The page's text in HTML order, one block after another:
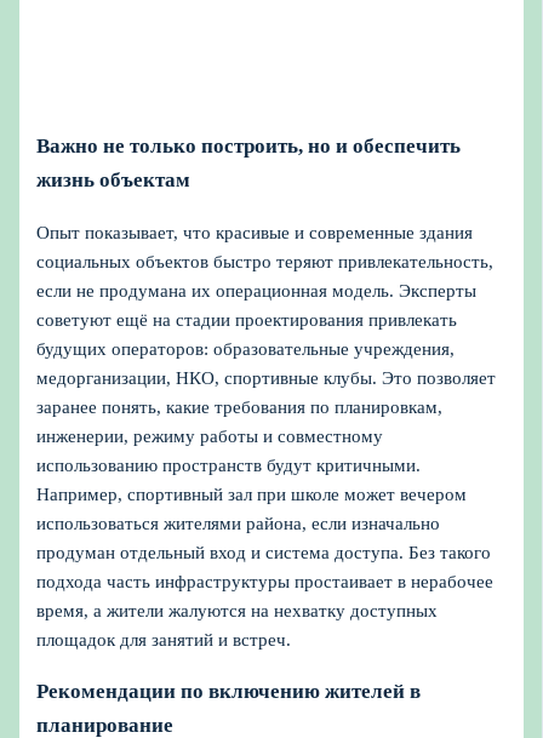
Важно не только построить, но и обеспечить
жизнь объектам
Опыт показывает, что красивые и современные здания
социальных объектов быстро теряют привлекательность,
если не продумана их операционная модель. Эксперты
советуют ещё на стадии проектирования привлекать
будущих операторов: образовательные учреждения,
медорганизации, НКО, спортивные клубы. Это позволяет
заранее понять, какие требования по планировкам,
инженерии, режиму работы и совместному
использованию пространств будут критичными.
Например, спортивный зал при школе может вечером
использоваться жителями района, если изначально
продуман отдельный вход и система доступа. Без такого
подхода часть инфраструктуры простаивает в нерабочее
время, а жители жалуются на нехватку доступных
площадок для занятий и встреч.
Рекомендации по включению жителей в
планирование